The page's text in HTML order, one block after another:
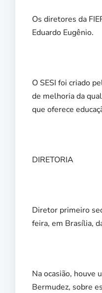
Os diretores da
Eduardo Eugênio.
O SESI foi criado
de melhoria da
que oferece
DIRETORIA
Diretor primeiro
feira, em Brasília,
Na ocasião, houve
Bermudez, sobre